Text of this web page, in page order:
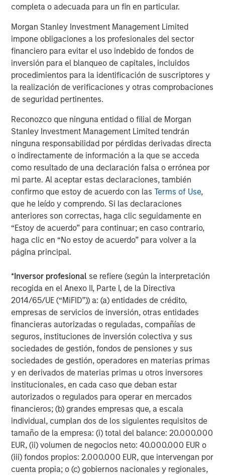
completa o adecuada para un fin en particular.
Morgan Stanley Investment Management Limited
impone obligaciones a los profesionales del sector
financiero para evitar el uso indebido de fondos de
inversión para el blanqueo de capitales, incluidos
procedimientos para la identificación de suscriptores y
la realización de verificaciones y otras comprobaciones
de seguridad pertinentes.
Reconozco que ninguna entidad o filial de Morgan
Stanley Investment Management Limited tendrán
ninguna responsabilidad por pérdidas derivadas directa
o indirectamente de información a la que se acceda
como resultado de una declaración falsa o errónea por
mi parte. Al aceptar estas declaraciones, también
confirmo que estoy de acuerdo con lasTerms of Use,
que he leído y comprendo. Si las declaraciones
anteriores son correctas, haga clic seguidamente en
“Estoy de acuerdo” para continuar; en caso contrario,
haga clic en “No estoy de acuerdo” para volver a la
página principal.
*Inversor profesional se refiere (según la interpretación
recogida en el Anexo II, Parte I, de la Directiva
2014/65/UE (“MiFID”)) a: (a) entidades de crédito,
empresas de servicios de inversión, otras entidades
financieras autorizadas o reguladas, compañías de
seguros, instituciones de inversión colectiva y sus
sociedades de gestión, fondos de pensiones y sus
sociedades de gestión, operadores en materias primas
y en derivados de materias primas u otros inversores
institucionales, en cada caso que deban estar
autorizados o regulados para operar en mercados
financieros; (b) grandes empresas que, a escala
individual, cumplan dos de los siguientes requisitos de
tamaño de la empresa: (i) total del balance: 20.000.000
EUR, (ii) volumen de negocios neto: 40.000.000 EUR o
(iii) fondos propios: 2.000.000 EUR, que intervengan por
cuenta propia; o (c) gobiernos nacionales y regionales,
delivered through managing over $50 billion of real estate
assets globally and having the ability to leverage the
broader Morgan Stanley franchise in Japan.”
About Morgan Stanley Real Estate Investing
Morgan Stanley Real Estate Investing (MSREI) is the global
private real estate investment management business of
Morgan Stanley. One of the most active global real estate
employs a patient, disciplined approach through global
value-add / opportunistic and regional core / core-plus
real estate investment strategies. With 17 offices
throughout the U.S., Europe and Asia, regional teams of
dedicated real estate professionals combine a unique
global perspective with local presence and significant
transaction execution expertise. As of June 30, 2025,
MSREI manages $54 billion of gross real estate assets
worldwide on behalf of its clients.
About Morgan Stanley Investment Management
Morgan Stanley Investment Management, together with
its investment advisory affiliates, has more than 1,300
investment professionals around the world and $1.7
trillion in assets under management as of June 30, 2025.
Morgan Stanley Investment Management strives to
provide strong long-term investment performance,
outstanding service and a comprehensive suite of
investment management solutions to a diverse client
base, which includes governments, institutions,
corporations and individuals worldwide. For further
information about Morgan Stanley Investment
Management, please visit
www.morganstanley.com/im
About Morgan Stanley
Morgan Stanley (NYSE: MS) is a leading global financial
services firm providing investment banking, securities,
wealth management and investment management
services. With offices in more than 42 countries, the